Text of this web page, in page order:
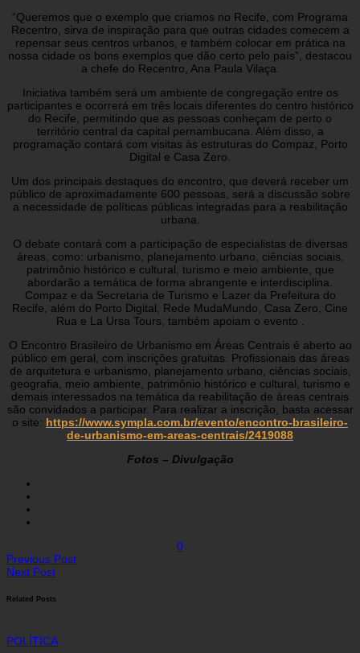
“Queremos que o exemplo que criamos no Recife, com Programa
Recentro, sirva de inspiração para que outras cidades comecem a
repensar seus centros urbanos, e também colocar em prática na
nossa cidade os bons exemplos que dão certo pelo país”, destacou
a chefe do Recentro, Ana Paula Vilaça.
Iniciativa também será um ambiente de congregação entre os
participantes e ocorrerá em três locais diferentes do centro histórico
do Recife, permitindo que as pessoas conheçam de perto o
território central da capital pernambucana. Além disso, a
programação contará com visitas às estruturas do Compaz, Porto
Digital e Casa Zero.
Um dos principais destaques do encontro, que deverá receber um
público de aproximadamente 600 pessoas, será a discussão sobre
a necessidade de políticas públicas integradas para a reabilitação
urbana.
O debate contará com a participação de especialistas de diversas
áreas, como: urbanismo, planejamento urbano, ciências sociais,
patrimônio histórico e cultural, turismo e meio ambiente, que
abordarão a temática de forma abrangente e interdisciplina.
Compaz e da Secretaria de Turismo e Lazer da Prefeitura do
Recife, além do Porto Digital, Rede MudaMundo, Casa Zero, Cine
Rua e La Ursa Tours, também apoiam o evento .
O Encontro Brasileiro de Urbanismo em Áreas Centrais é aberto ao
público em geral, com inscrições gratuitas. Profissionais das áreas
de arquitetura e urbanismo, planejamento urbano, ciências sociais,
geografia, meio ambiente, patrimônio histórico e cultural, turismo e
demais interessados na temática da reabilitação de áreas centrais
são convidados a participar. Para realizar a inscrição, basta acessar
o site: https://www.sympla.com.br/evento/encontro-brasileiro-
de-urbanismo-em-areas-centrais/2419088
Fotos – Divulgação
0
Previous Post
Next Post
Related Posts
POLÍTICA